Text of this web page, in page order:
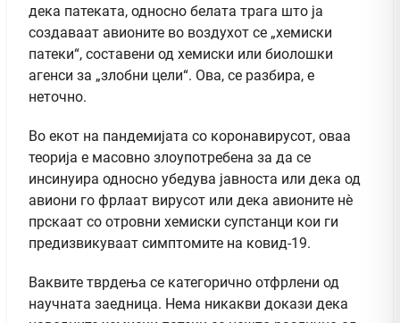
дека патеката, односно белата трага што ја
создаваат авионите во воздухот се „хемиски
патеки“, составени од хемиски или биолошки
агенси за „злобни цели“. Ова, се разбира, е
неточно.
Во екот на пандемијата со коронавирусот, оваа
теорија е масовно злоупотребена за да се
инсинуира односно убедува јавноста или дека од
авиони го фрлаат вирусот или дека авионите нè
прскаат со отровни хемиски супстанци кои ги
предизвикуваат симптомите на ковид-19.
Ваквите тврдења се категорично отфрлени од
научната заедница. Нема никакви докази дека